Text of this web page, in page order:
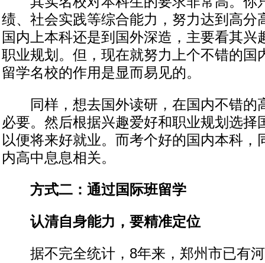
绩、社会实践等综合能力，努力达到高分
国内上本科还是到国外深造，主要看其兴
职业规划。但，现在就努力上个不错的国
留学名校的作用是显而易见的。
同样，想去国外读研，在国内不错的
必要。然后根据兴趣爱好和职业规划选择
以便将来好就业。而考个好的国内本科，
内高中息息相关。
方式二：通过国际班留学
认清自身能力，要精准定位
据不完全统计，8年来，郑州市已有河